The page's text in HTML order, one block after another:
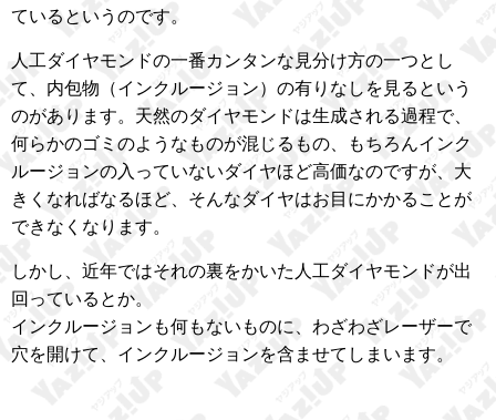
ているというのです。
人工ダイヤモンドの一番カンタンな見分け方の一つとし
て、内包物（インクルージョン）の有りなしを見るという
のがあります。天然のダイヤモンドは生成される過程で、
何らかのゴミのようなものが混じるもの、もちろんインク
ルージョンの入っていないダイヤほど高価なのですが、大
きくなればなるほど、そんなダイヤはお目にかかることが
できなくなります。
しかし、近年ではそれの裏をかいた人工ダイヤモンドが出
回っているとか。
インクルージョンも何もないものに、わざわざレーザーで
穴を開けて、インクルージョンを含ませてしまいます。